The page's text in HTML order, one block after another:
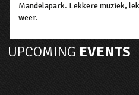
Mandelapark. Lekkere muziek,
weer.
UPCOMING EVENTS